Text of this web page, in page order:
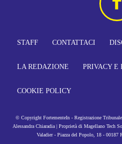
STAFF CONTATTACI
LA REDAZIONE PRIVACY E
COOKIE POLICY
© Copyright FortementeIn - Registrazione
Alessandra Chiaradia | Proprietà di Magellano Tech
Valadier - Piazza del Popolo, 18 - 00187